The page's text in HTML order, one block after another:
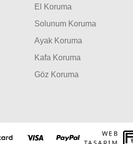
El Koruma
Solunum Koruma
Ayak Koruma
Kafa Koruma
Göz Koruma
WEB